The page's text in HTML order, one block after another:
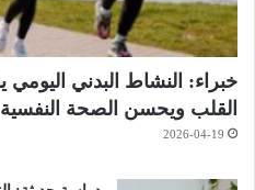
خبراء: النشاط البدني
القلب ويحسن الصحة النفسية
2026-04-19